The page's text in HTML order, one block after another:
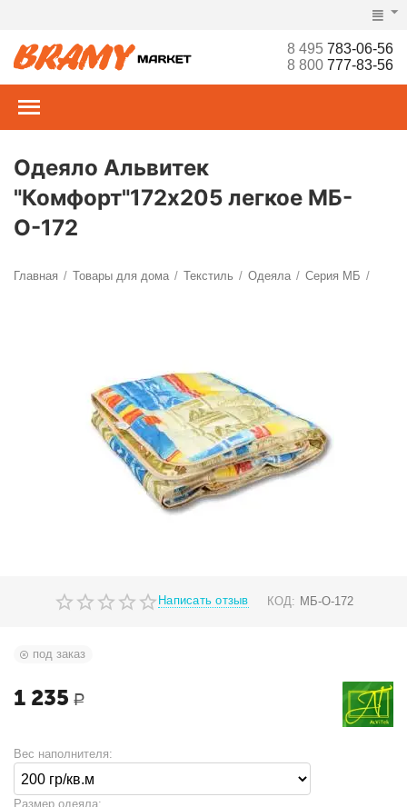
8 495783-06-56
8 800777-83-56
Одеяло Альвитек
"Комфорт"172х205 легкое МБ-
О-172
Главная / Товары для дома / Текстиль / Одеяла / Серия МБ /
Написать отзыв КОД: МБ-О-172
под заказ
1 235 Р
Вес наполнителя:
Размер одеяла: